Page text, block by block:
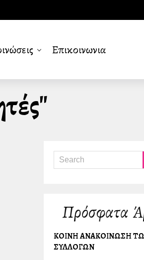
Επικοινωνια
Πρόσφατα
ΚΟΙΝΗ ΑΝΑΚΟΙΝΩΣΗ
ΣΥΛΛΟΓΩΝ